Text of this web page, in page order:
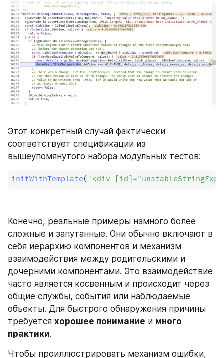
Этот конкретный случай фактически
соответствует спецификации из
вышеупомянутого набора модульных тестов:
initWithTemplate( '<div
Конечно, реальные примеры намного более
сложные и запутанные. Они обычно включают в
себя иерархию компонентов и механизм
взаимодействия между родительскими и
дочерними компонентами. Это взаимодействие
часто является косвенным и происходит через
общие службы, события или наблюдаемые
объекты. Для быстрого обнаружения причины
требуется хорошее понимание и много
практики.
Чтобы проиллюстрировать механизм ошибки,